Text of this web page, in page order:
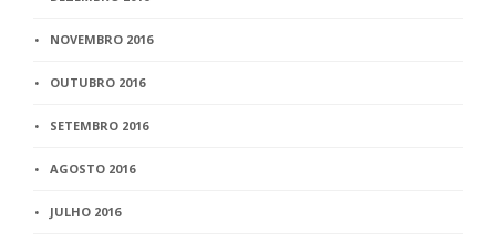
NOVEMBRO 2016
OUTUBRO 2016
SETEMBRO 2016
AGOSTO 2016
JULHO 2016